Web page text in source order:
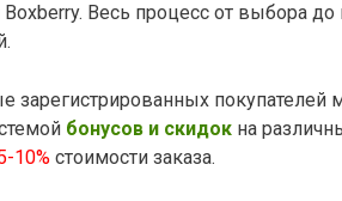
Весь процесс от выбора до
зарегистрированных покупателей
бонусов и скидок на
10% стоимости заказа.